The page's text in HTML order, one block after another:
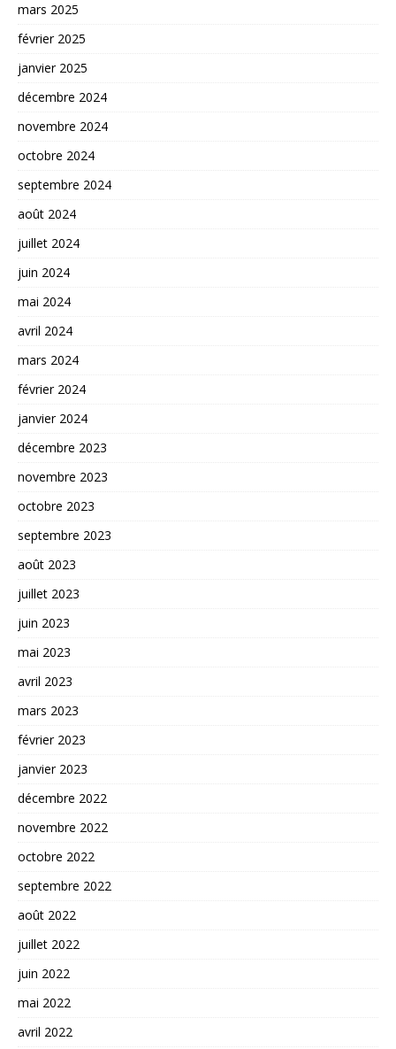
mars 2025
février 2025
janvier 2025
décembre 2024
novembre 2024
octobre 2024
septembre 2024
août 2024
juillet 2024
juin 2024
mai 2024
avril 2024
mars 2024
février 2024
janvier 2024
décembre 2023
novembre 2023
octobre 2023
septembre 2023
août 2023
juillet 2023
juin 2023
mai 2023
avril 2023
mars 2023
février 2023
janvier 2023
décembre 2022
novembre 2022
octobre 2022
septembre 2022
août 2022
juillet 2022
juin 2022
mai 2022
avril 2022